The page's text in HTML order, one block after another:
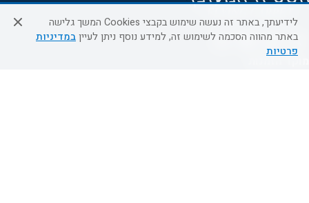
מוקד הזמנות
לידיעתך, באתר זה נעשה שימוש בקבצי Cookies המשך גלישה
באתר מהווה הסכמה לשימוש זה, למידע נוסף ניתן לעייןבמדיניות
פרטיות